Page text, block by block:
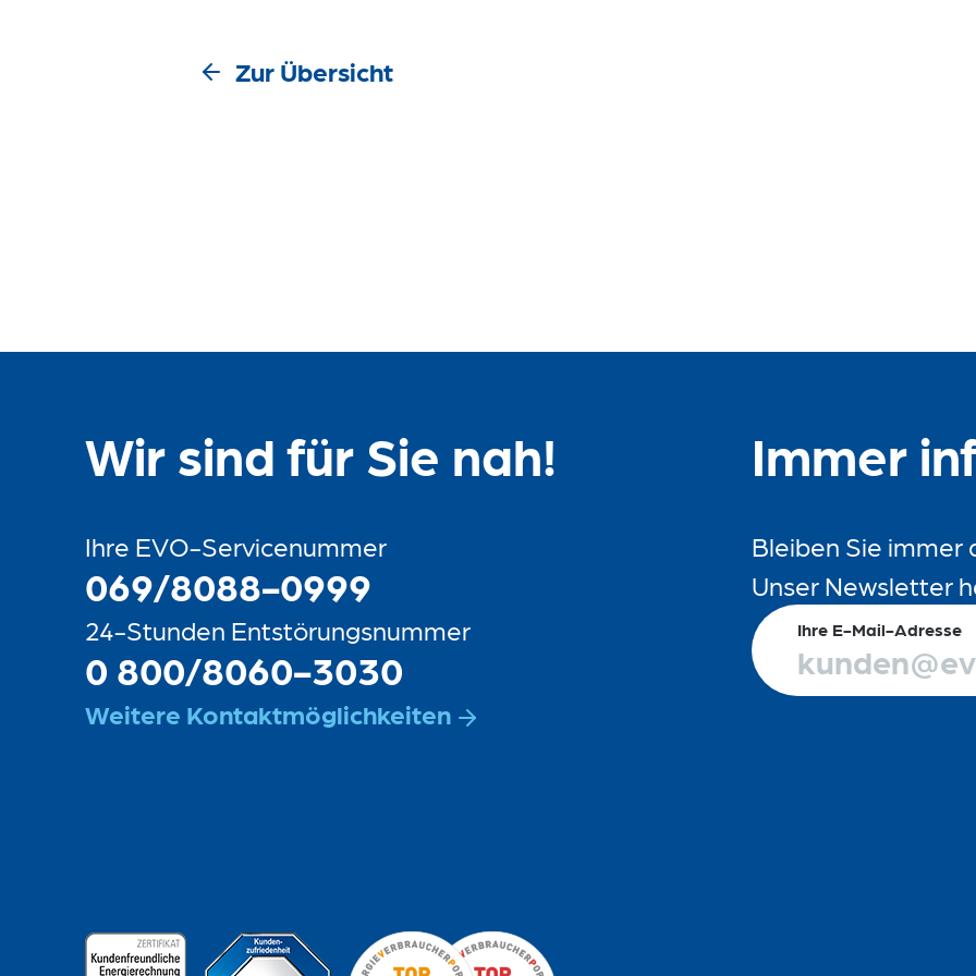
Zur Übersicht
Wir sind für Sie nah!
Ihre EVO-Servicenummer
069/8088-0999
24-Stunden Entstörungsnummer
0 800/8060-3030
Weitere Kontaktmöglichkeiten
Immer
Bleiben Sie immer
Unser Newsletter
Ihre E-Mail-Adresse